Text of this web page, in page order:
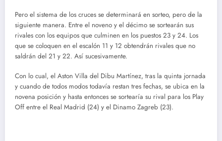
Pero el sistema de los cruces se determinará en sorteo, pero de la
siguiente manera. Entre el noveno y el décimo se sortearán sus
rivales con los equipos que culminen en los puestos 23 y 24. Los
que se coloquen en el escalón 11 y 12 obtendrán rivales que no
saldrán del 21 y 22. Así sucesivamente.
Con lo cual, el Aston Villa del Dibu Martínez, tras la quinta jornada
y cuando de todos modos todavía restan tres fechas, se ubica en la
novena posición y hasta entonces se sortearía su rival para los Play
Off entre el Real Madrid (24) y el Dinamo Zagreb (23).